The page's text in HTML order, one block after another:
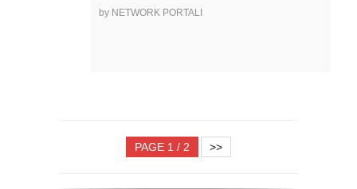
by NETWORK PORTALI
PAGE 1 / 2 >>